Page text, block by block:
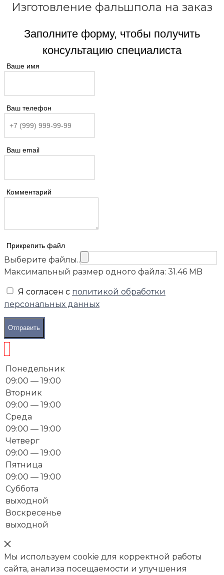
Изготовление фальшпола на заказ
Заполните форму, чтобы получить
консультацию специалиста
Ваше имя
Ваш телефон
Ваш email
Комментарий
Прикрепить файл
Выберите файлы..
Максимальный размер одного файла: 31.46 MB
Я согласен с политикой обработки
персональных данных
Отправить
Понедельник
09:00 — 19:00
Вторник
09:00 — 19:00
Среда
09:00 — 19:00
Четверг
09:00 — 19:00
Пятница
09:00 — 19:00
Суббота
выходной
Воскресенье
выходной
Мы используем cookie для корректной работы
сайта, анализа посещаемости и улучшения